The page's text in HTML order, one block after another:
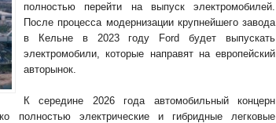
полностью перейти на выпуск электромобилей.
После процесса модернизации крупнейшего завода
в Кельне в 2023 году Ford будет выпускать
электромобили, которые направят на европейский
авторынок.
К середине 2026 года автомобильный концерн
полностью электрические и гибридные легковые